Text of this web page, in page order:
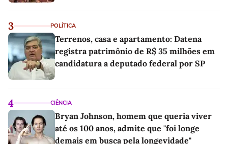
3 POLÍTICA
Terrenos, casa e apartamento: Datena
registra patrimônio de R$ 35 milhões em
candidatura a deputado federal por SP
4 CIÊNCIA
Bryan Johnson, homem que queria viver
até os 100 anos, admite que "foi longe
demais em busca pela longevidade"